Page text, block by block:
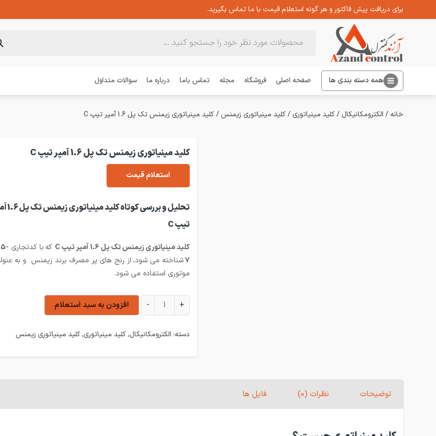
برای دریافت پیش فاکتور و هر گونه استعلام قیمت با ما تماس بگیرید.
همه دسته بندی ها صفحه اصلی فروشگاه مجله تماس باما درباره ما سوالات متداول
خانه / الکترومکانیکال /کلید مینیاتوری /کلید مینیاتوری زیمنس /کلید مینیاتوری زیمنس تک پل 1.6 آمپر تیپ C
کلید مینیاتوری زیمنس تک پل 1.6 آمپر تیپ C
استعلام قیمت
تحلیل و بررسی کوتاه
تیپ C
کلید مینیاتوری زیمنس تک پل 1.6 آمپر تیپ C که با کدتجاری
7شناخته می شود، از رنج های پر مصرف برند زیمنس و به
موتوری استفاده می شود.
کلید مینیاتوری زیمنس تک پل 1.6 آمپر تیپ C عدد
+
- افزودن به سبد استعلام
دسته: الکترومکانیکال,کلید مینیاتوری,کلید مینیاتوری زیمنس
توضیحات نظرات (0) فایل ها